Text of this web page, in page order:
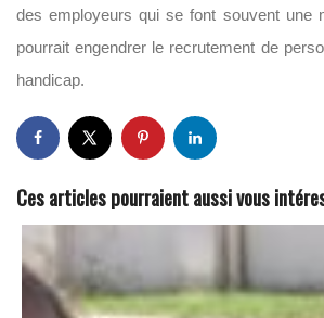
des employeurs qui se font souvent une
pourrait engendrer le recrutement de
handicap.
Ces articles pourraient aussi vous